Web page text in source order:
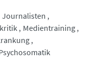
Journalisten
Medientraining